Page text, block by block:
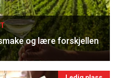
og lære forskjellen